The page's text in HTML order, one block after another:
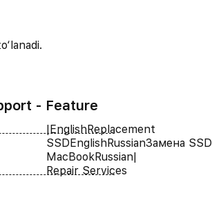
- Feature
|EnglishReplacement
SSDEnglishRussianЗамена SSD
MacBookRussian|
Repair Services